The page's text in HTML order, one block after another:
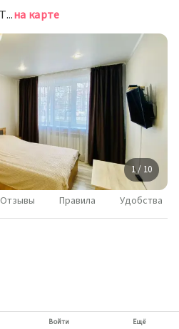
улица Мичуринская, д.44, Тамбовна карте
1 / 10
Отзывы Правила Удобства
Войти Ещё